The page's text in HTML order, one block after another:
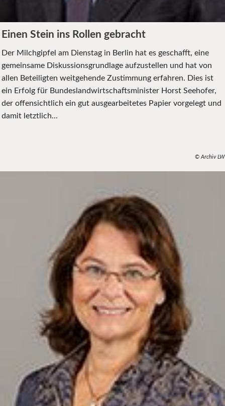
Einen Stein ins Rollen gebracht
Der Milchgipfel am Dienstag in Berlin hat es geschafft, eine
gemeinsame Diskussionsgrundlage aufzustellen und hat von
allen Beteiligten weitgehende Zustimmung erfahren. Dies ist
ein Erfolg für Bundeslandwirtschaftsminister Horst Seehofer,
der offensichtlich ein gut ausgearbeitetes Papier vorgelegt und
damit letztlich...
© Archiv LW